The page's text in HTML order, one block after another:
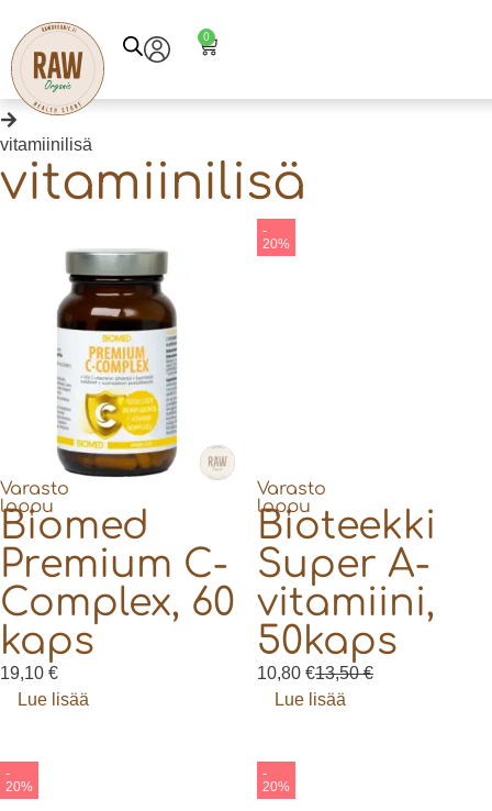
0
Etusivu
Tuotteet
vitamiinilisä
vitamiinilisä
Varasto
loppu
Biomed
Premium C-
Complex, 60
kaps
19,10 €
Lue lisää
-
20%
Varasto
loppu
Bioteekki
Super A-
vitamiini,
50kaps
13,50€
10,80 €
Lue lisää
-
20%
-
20%